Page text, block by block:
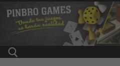
contenido